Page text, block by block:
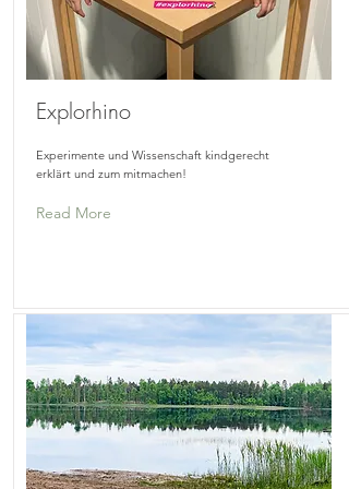
Explorhino
Experimente und Wissenschaft kindgerecht
erklärt und zum mitmachen!
Read More